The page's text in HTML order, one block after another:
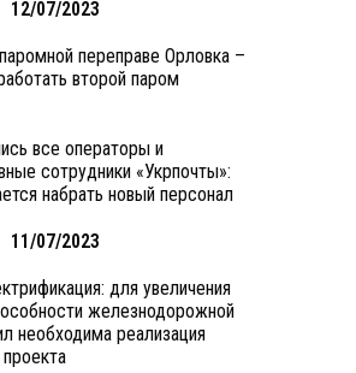
12/07/2023
переправе Орловка –
второй паром
все операторы и
сотрудники «Укрпочты»:
набрать новый персонал
11/07/2023
для увеличения
железнодорожной
необходима реализация